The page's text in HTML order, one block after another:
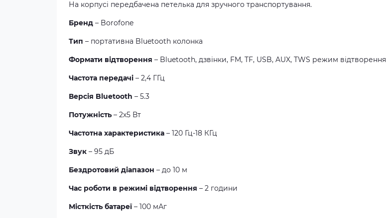
На корпусі передбачена петелька для зручного транспортування.
Бренд – Borofone
Тип – портативна Bluetooth колонка
Формати відтворення – Bluetooth, дзвінки, FM, TF, USB, AUX, TWS режим відтворення
Частота передачі – 2,4 ГГц
Версія Bluetooth – 5.3
Потужність – 2х5 Вт
Частотна характеристика – 120 Гц-18 КГц
Звук – 95 дБ
Бездротовий діапазон – до 10 м
Час роботи в режимі відтворення – 2 години
Місткість батареї – 100 мАг